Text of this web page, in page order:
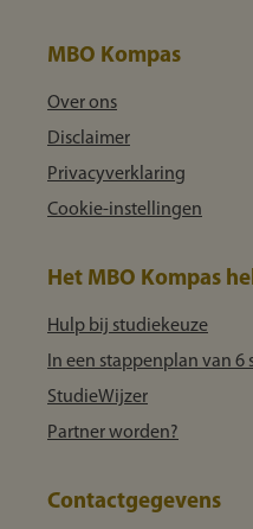
MBO Kompas
Over ons
Disclaimer
Privacyverklaring
Cookie-instellingen
Het MBO Kompas
Hulp bij studiekeuze
In een stappenplan van
StudieWijzer
Partner worden?
Contactgegevens